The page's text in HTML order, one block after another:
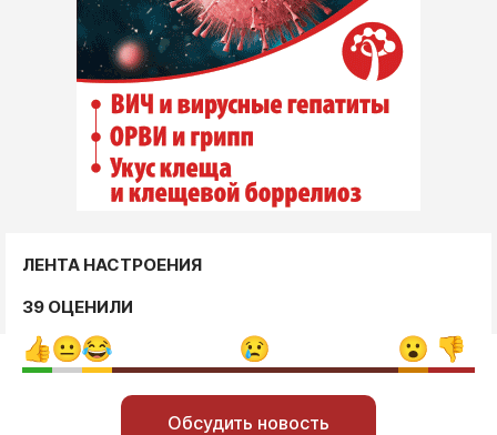
ЛЕНТА НАСТРОЕНИЯ
39 ОЦЕНИЛИ
Обсудить новость